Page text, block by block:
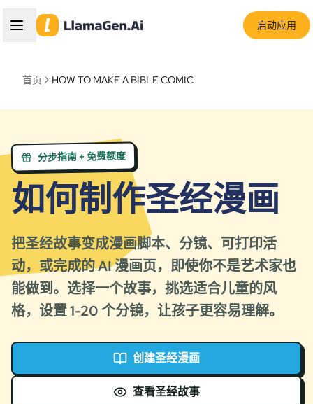
启动应用
首页 HOW TO MAKE A BIBLE COMIC
分步指南 + 免费额度
如何制作圣经漫画
把圣经故事变成漫画脚本、分镜、可打印活
动，或完成的 AI 漫画页，即使你不是艺术家也
能做到。选择一个故事，挑选适合儿童的风
格，设置 1-20 个分镜，让孩子更容易理解。
创建圣经漫画
查看圣经故事